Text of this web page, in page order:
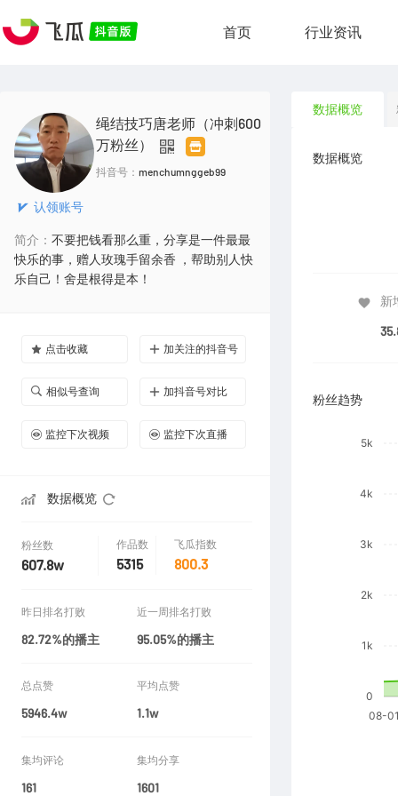
首页 行业资讯
认领账号
绳结技巧唐老师（冲刺600
万粉丝）
抖音号： menchumnggeb99
简介： 不要把钱看那么重，分享是一件最最
快乐的事，赠人玫瑰手留余香 ，帮助别人快
乐自己！舍是根得是本！
点击收藏 加关注的抖音号
相似号查询 加抖音号对比
监控下次视频 监控下次直播
数据概览
粉丝数
607.8w
作品数
5315
飞瓜指数
800.3
昨日排名打败
82.72%的播主
近一周排名打败
95.05%的播主
总点赞
5946.4w
平均点赞
1.1w
集均评论
161
集均分享
1601
数据概览
数据概览
新
粉丝趋势